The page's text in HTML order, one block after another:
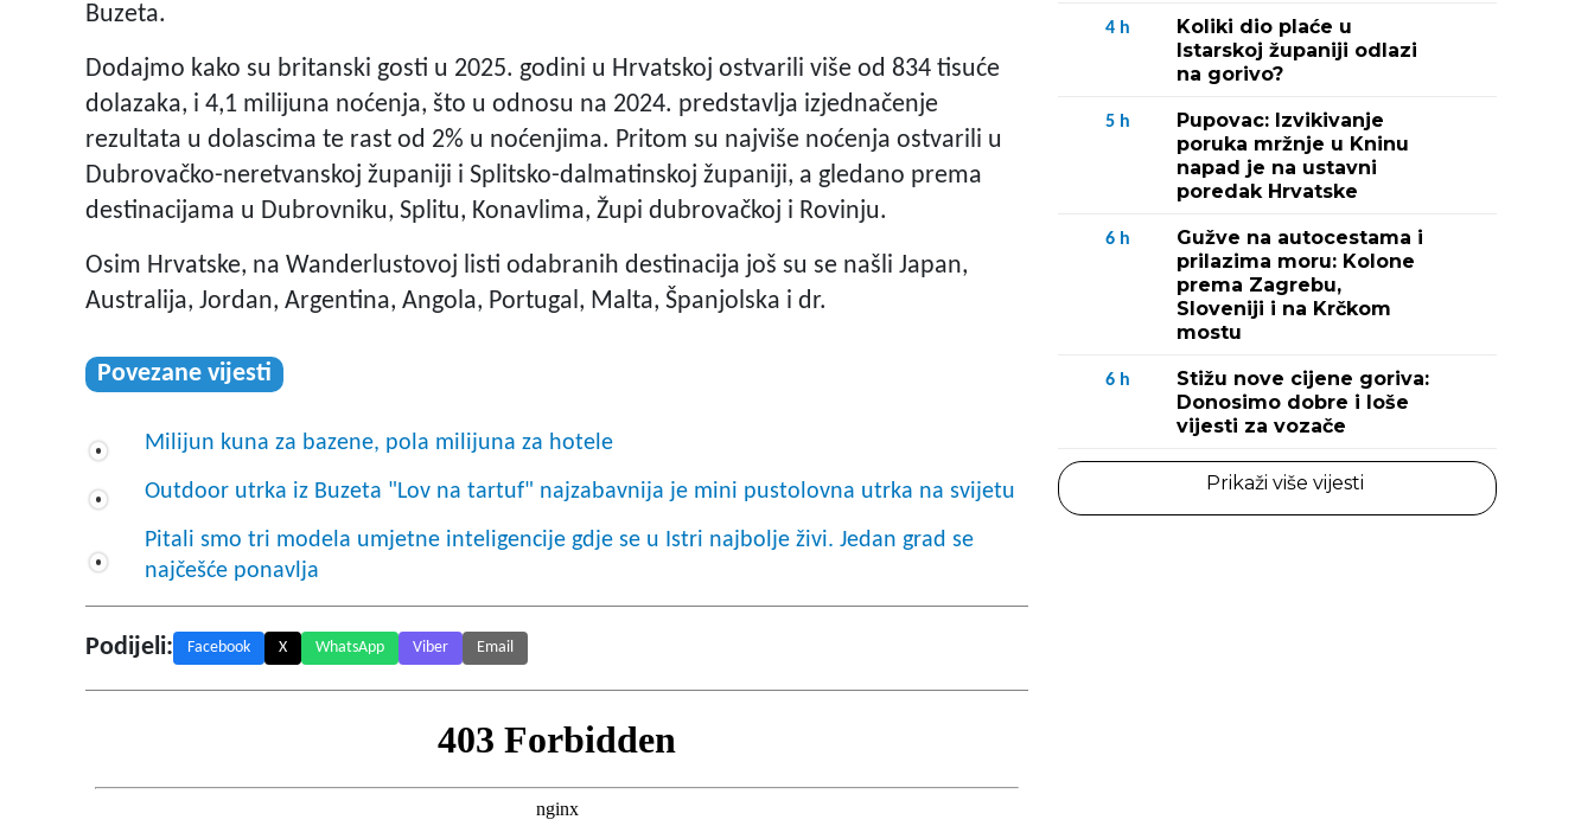
Buzeta.
Dodajmo kako su britanski gosti u 2025. godini u Hrvatskoj ostvarili više od 834 tisuće
dolazaka, i 4,1 milijuna noćenja, što u odnosu na 2024. predstavlja izjednačenje
rezultata u dolascima te rast od 2% u noćenjima. Pritom su najviše noćenja ostvarili u
Dubrovačko-neretvanskoj županiji i Splitsko-dalmatinskoj županiji, a gledano prema
destinacijama u Dubrovniku, Splitu, Konavlima, Župi dubrovačkoj i Rovinju.
Osim Hrvatske, na Wanderlustovoj listi odabranih destinacija još su se našli Japan,
Australija, Jordan, Argentina, Angola, Portugal, Malta, Španjolska i dr.
Povezane vijesti
Milijun kuna za bazene, pola milijuna za hotele
Outdoor utrka iz Buzeta "Lov na tartuf" najzabavnija je mini pustolovna utrka na svijetu
Pitali smo tri modela umjetne inteligencije gdje se u Istri najbolje živi. Jedan grad se
najčešće ponavlja
Podijeli: Facebook X WhatsApp Viber Email
4 h
Koliki dio plaće u
Istarskoj županiji odlazi
na gorivo?
5 h
Pupovac: Izvikivanje
poruka mržnje u Kninu
napad je na ustavni
poredak Hrvatske
6 h
Gužve na autocestama i
prilazima moru: Kolone
prema Zagrebu,
Sloveniji i na Krčkom
mostu
6 h
Stižu nove cijene goriva:
Donosimo dobre i loše
vijesti za vozače
Prikaži više vijesti